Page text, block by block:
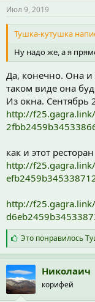
:
Июл 9, 2019
Тушка-кутушка
Ну надо же, а я
Да, конечно. Она и
таком виде она
Из окна. Сентябрь
http://
как и этот ресторан
http://
http://
С
и
м
п
а
т
и
Это понравилось
Николаич
корифей